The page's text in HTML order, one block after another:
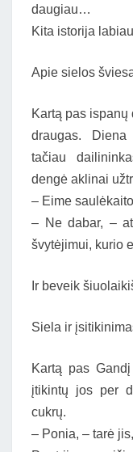
daugiau…
Kita istorija
Apie sielos
Kartą pas
draugas.
tačiau
dengė aklinai
– Eime
– Ne dabar, –
švytėjimui, kurio
Ir beveik
Siela ir
Kartą pas
įtikintų jos per
cukrų.
– Ponia, – tarė